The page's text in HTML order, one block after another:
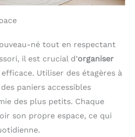
né tout en respectant
il est crucial d’organiser
Utiliser des étagères à
paniers accessibles
des plus petits. Chaque
son propre espace, ce qui